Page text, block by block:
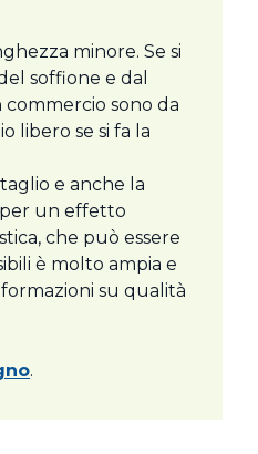
minore. Se si
soffione e dal
sono da
libero se si fa la
e anche la
per un effetto
che può essere
è molto ampia e
su qualità
.